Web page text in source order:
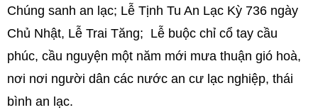
Chúng sanh an lạc; Lễ Tịnh Tu An Lạc Kỳ 736 ngày
Chủ Nhật, Lễ Trai Tăng; Lễ buộc chỉ cổ tay cầu
phúc, cầu nguyện một năm mới mưa thuận gió hoà,
nơi nơi người dân các nước an cư lạc nghiệp, thái
bình an lạc.